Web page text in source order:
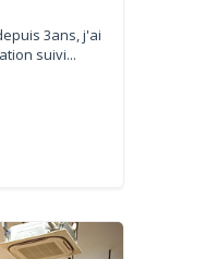
3ans, j'ai
suivi...